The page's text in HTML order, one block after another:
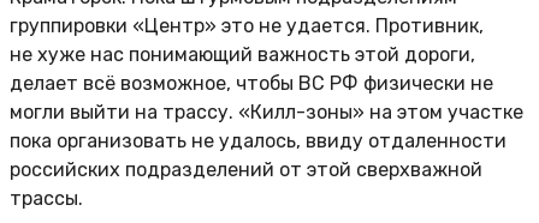
группировки «Центр» это не удается. Противник,
не хуже нас понимающий важность этой дороги,
делает всё возможное, чтобы ВС РФ физически не
могли выйти на трассу. «Килл-зоны» на этом участке
пока организовать не удалось, ввиду отдаленности
российских подразделений от этой сверхважной
трассы.